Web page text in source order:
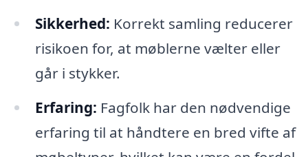
Sikkerhed: Korrekt samling reducerer
risikoen for, at møblerne vælter eller
går i stykker.
Erfaring: Fagfolk har den nødvendige
erfaring til at håndtere en bred vifte af